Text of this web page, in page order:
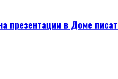
презентации в Доме